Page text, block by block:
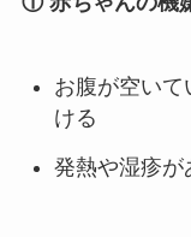
お腹が空い
ける
発熱や湿疹が